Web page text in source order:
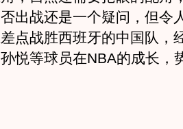
出战还是一个疑问，但令
点战胜西班牙的中国队，
悦等球员在NBA的成长，